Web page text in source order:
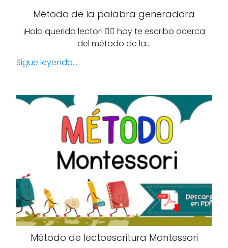
Método de la palabra generadora
¡Hola querido lector! 🙋‍♀️ hoy te escribo acerca
del método de la…
Sigue leyendo...
Método de lectoescritura Montessori